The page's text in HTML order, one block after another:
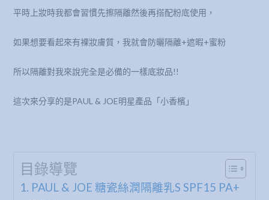
平時上妝時我都會習慣先擦隔離然後再搭配粉底使用，
如果想要看起來有裸妝膚質，我就會防曬隔離+遮暇+蜜粉
所以隔離對我來說完全是必備的一樣底妝品!!
這次來分享的是PAUL & JOE明星產品「小香檳」
目錄導覽
PAUL & JOE 糖瓷絲潤隔離乳S SPF15 PA+